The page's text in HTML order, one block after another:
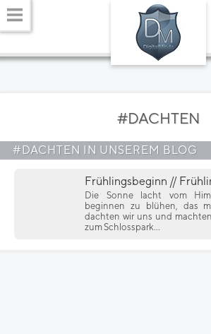
#DACHTEN
#DACHTEN IN UNSEREM BLOG
Frühlingsbeginn //
Die Sonne lacht vom
beginnen zu blühen, das
dachten wir uns und
zum Schlosspark...